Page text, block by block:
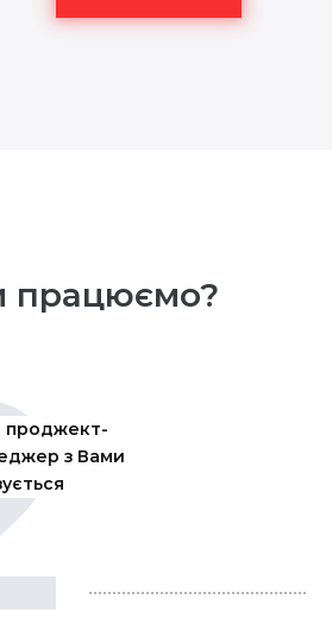
працюємо?
з Вами